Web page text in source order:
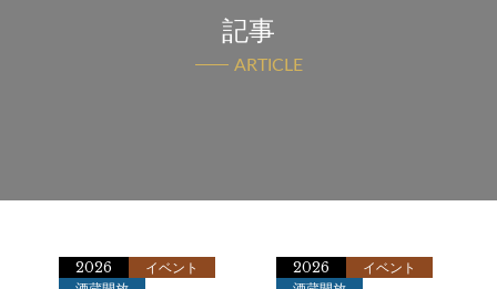
記事
ARTICLE
2026
イベント
2026
イベント